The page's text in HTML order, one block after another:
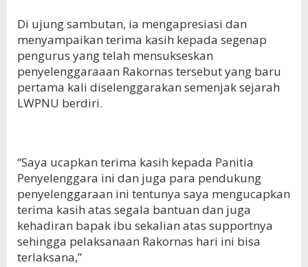
Di ujung sambutan, ia mengapresiasi dan
menyampaikan terima kasih kepada segenap
pengurus yang telah mensukseskan
penyelenggaraaan Rakornas tersebut yang baru
pertama kali diselenggarakan semenjak sejarah
LWPNU berdiri.
“Saya ucapkan terima kasih kepada Panitia
Penyelenggara ini dan juga para pendukung
penyelenggaraan ini tentunya saya mengucapkan
terima kasih atas segala bantuan dan juga
kehadiran bapak ibu sekalian atas supportnya
sehingga pelaksanaan Rakornas hari ini bisa
terlaksana,”